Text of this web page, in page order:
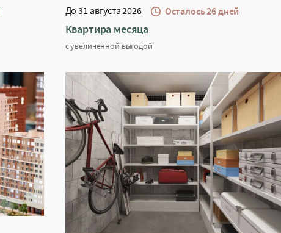
До 31 августа 2026 Осталось 26 дней
Квартира месяца
с увеличенной выгодой